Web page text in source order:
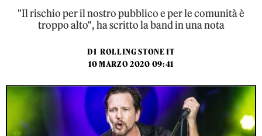
"Il rischio per il nostro pubblico e per le comunità è
troppo alto", ha scritto la band in una nota
DI ROLLING STONE IT
10 MARZO 2020 09:41